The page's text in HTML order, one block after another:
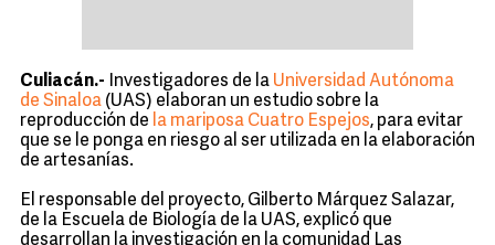
Culiacán.- Investigadores de la Universidad Autónoma
de Sinaloa (UAS) elaboran un estudio sobre la
reproducción de la mariposa Cuatro Espejos, para evitar
que se le ponga en riesgo al ser utilizada en la elaboración
de artesanías.
El responsable del proyecto, Gilberto Márquez Salazar,
de la Escuela de Biología de la UAS, explicó que
desarrollan la investigación en la comunidad Las